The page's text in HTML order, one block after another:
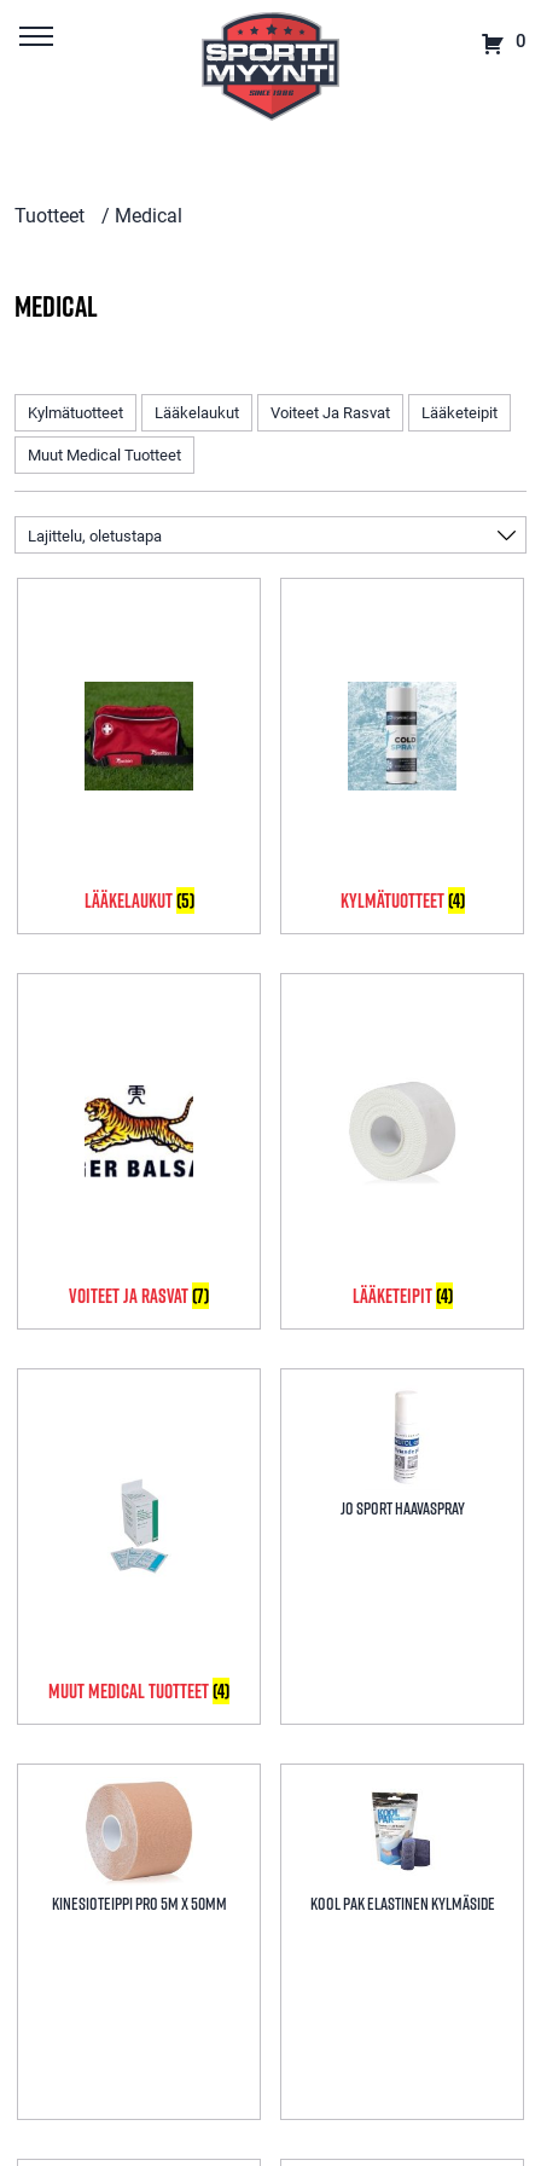
0
Tuotteet / Medical
Medical
Kylmätuotteet Lääkelaukut Voiteet Ja Rasvat
Lääketeipit
Muut Medical Tuotteet
Lääkelaukut(5) Kylmätuotteet(4)
Voiteet Ja Rasvat(7) Lääketeipit(4)
Muut Medical Tuotteet(4)
JO Sport Haavaspray
Kinesioteippi Pro 5m x 50mm KOOL PAK elastinen kylmäside